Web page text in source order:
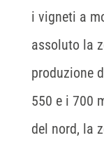
i vigneti a
assoluto la
produzione
550 e i 700
del nord, la